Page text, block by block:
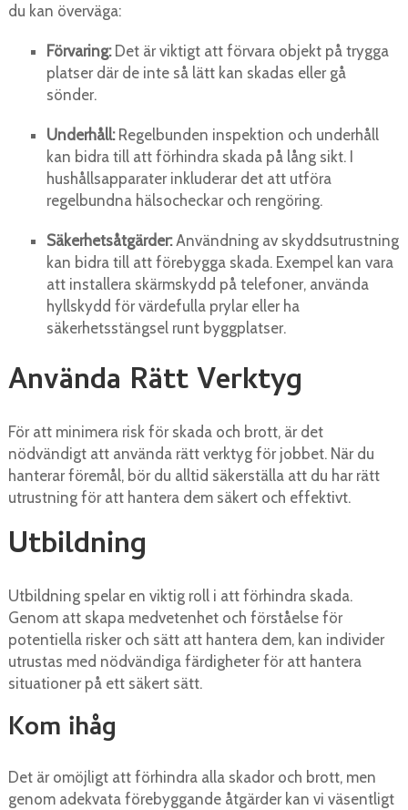
du kan överväga:
Förvaring:Det är viktigt att förvara objekt på trygga
platser där de inte så lätt kan skadas eller gå
sönder.
Underhåll:Regelbunden inspektion och underhåll
kan bidra till att förhindra skada på lång sikt. I
hushållsapparater inkluderar det att utföra
regelbundna hälsocheckar och rengöring.
Säkerhetsåtgärder:Användning av skyddsutrustning
kan bidra till att förebygga skada. Exempel kan vara
att installera skärmskydd på telefoner, använda
hyllskydd för värdefulla prylar eller ha
säkerhetsstängsel runt byggplatser.
Använda Rätt Verktyg
För att minimera risk för skada och brott, är det
nödvändigt att använda rätt verktyg för jobbet. När du
hanterar föremål, bör du alltid säkerställa att du har rätt
utrustning för att hantera dem säkert och effektivt.
Utbildning
Utbildning spelar en viktig roll i att förhindra skada.
Genom att skapa medvetenhet och förståelse för
potentiella risker och sätt att hantera dem, kan individer
utrustas med nödvändiga färdigheter för att hantera
situationer på ett säkert sätt.
Kom ihåg
Det är omöjligt att förhindra alla skador och brott, men
genom adekvata förebyggande åtgärder kan vi väsentligt